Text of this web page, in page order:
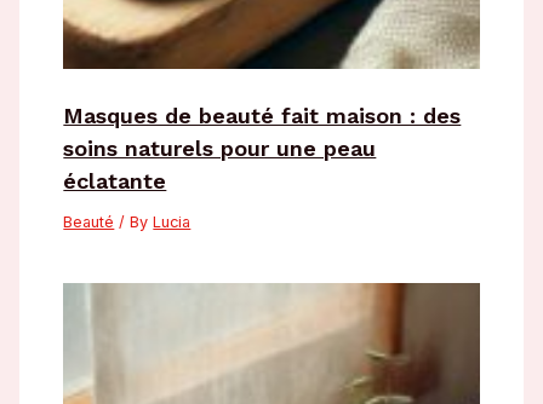
Masques de beauté fait maison : des
soins naturels pour une peau
éclatante
Beauté / ByLucia